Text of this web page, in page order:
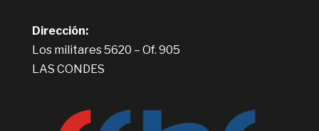
Dirección:
Los militares 5620 – Of. 905
LAS CONDES